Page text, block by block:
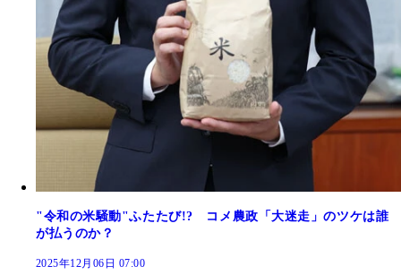
"令和の米騒動"ふたたび!? コメ農政「大迷走」のツケは誰
が払うのか？
2025年12月06日 07:00